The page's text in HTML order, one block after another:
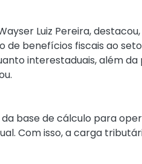
Luiz Pereira,
benefícios fiscais ao
interestaduais, além
base de cálculo para
Com isso, a carga